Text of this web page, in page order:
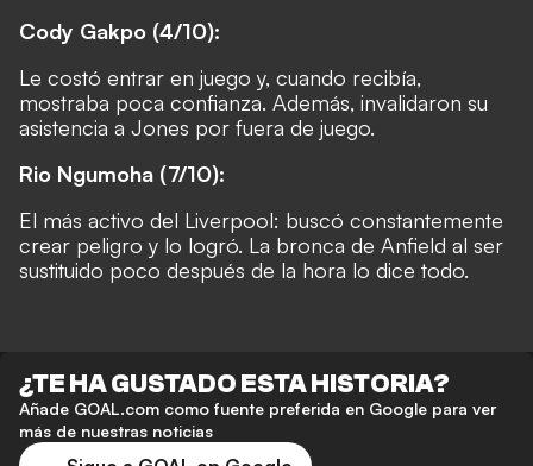
Cody Gakpo (4/10):
Le costó entrar en juego y, cuando recibía,
mostraba poca confianza. Además, invalidaron su
asistencia a Jones por fuera de juego.
Rio Ngumoha (7/10):
El más activo del Liverpool: buscó constantemente
crear peligro y lo logró. La bronca de Anfield al ser
sustituido poco después de la hora lo dice todo.
¿TE HA GUSTADO ESTA HISTORIA?
Añade GOAL.com como fuente preferida en Google para ver
más de nuestras noticias